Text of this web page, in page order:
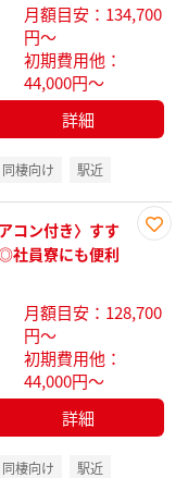
録
月額目安：134,700
円～
初期費用他：
44,000円～
詳細
同棲向け 駅近
録
コン付き〉すす
社員寮にも便利
月額目安：128,700
円～
初期費用他：
44,000円～
詳細
同棲向け 駅近